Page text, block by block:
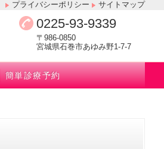
プライバシーポリシー サイトマップ
0225-93-9339
〒986-0850
宮城県石巻市あゆみ野1-7-7
簡単診療予約